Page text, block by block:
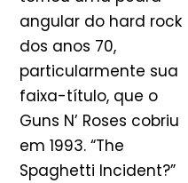
angular do hard rock
dos anos 70,
particularmente sua
faixa-título, que o
Guns N’ Roses cobriu
em 1993. “The
Spaghetti Incident?”